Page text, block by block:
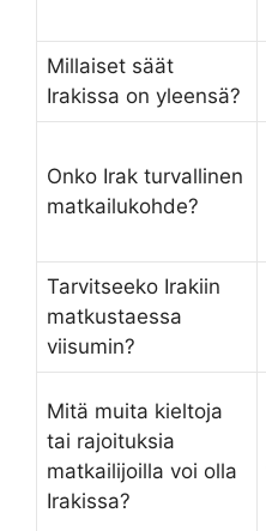
Millaiset säät
Irakissa on yleensä?
Onko Irak turvallinen
matkailukohde?
Tarvitseeko Irakiin
matkustaessa
viisumin?
Mitä muita kieltoja
tai rajoituksia
matkailijoilla voi olla
Irakissa?